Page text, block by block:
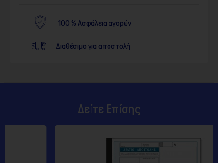
100 % Ασφάλεια αγορών
Διαθέσιμο για αποστολή
Δείτε Επίσης